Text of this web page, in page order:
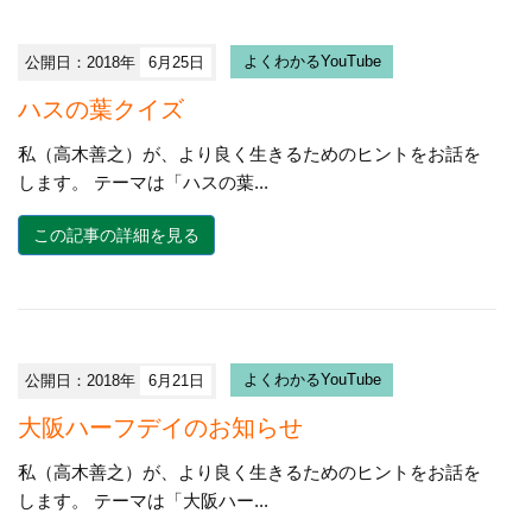
公開日：2018年 6月25日 よくわかるYouTube
ハスの葉クイズ
私（高木善之）が、より良く生きるためのヒントをお話を
します。 テーマは「ハスの葉...
この記事の詳細を見る
公開日：2018年 6月21日 よくわかるYouTube
大阪ハーフデイのお知らせ
私（高木善之）が、より良く生きるためのヒントをお話を
します。 テーマは「大阪ハー...